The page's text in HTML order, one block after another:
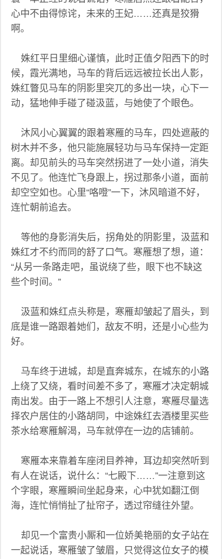
心中不由得惊诧，未来的王妃……还真是狡猾
啊。
姝红平日里细心谨慎，此时正值夕阳西下的时
候，霞光满地，马车的背后远远被拉长出人影，
姝红瞥见马车的阴影里突兀的多出一块，心下一
动，猛地伸手碰了碰汲蓝，与她使了个眼色。
沐风小心翼翼的跟着寒雁的马车，四处遮蔽的
树木并不多，他只能施展轻功与马车保持一定距
离。却见前头的马车突然拐进了一处小道，消失
不见了。他连忙飞身跟上，拐过那条小道，面前
却空空如也。心里“咯噔”一下，沐风暗道不好，
连忙朝前追去。
等他的身影消失后，拐角处的阴影里，汲蓝和
姝红才不约而同的舒了口气。寒雁想了想，道：
“从另一条路走吧，虽说绕了些，眼下也不缺这
些个时间。”
汲蓝和姝红点头称是，寒雁却皱起了眉头，到
底是谁一路跟着她们，敌友不明，还是小心些为
好。
马车终于进城，却是直奔城东，在城东的小路
上绕了又绕，看时间差不多了，寒雁才决定朝城
南出发。由于一路上不想引人注意，寒雁尽量选
择农户居住的小路胡同，中途姝红去酒楼里买些
茶水给寒雁解渴，马车就停在一边的店铺前。
寒雁本来靠着车座闭目养神，耳边却突然听到
有人在说话，说什么：“七殿下……”一注意到这
个字眼，寒雁瞬间坐起身来，心中犹如翻江倒
海，连忙悄悄扯了扯帘子，透过帘缝往外望。
却见一个富贵小厮和一位娇美艳丽的女子站在
一起说话，寒雁皱了皱眉，只觉得这位女子的模